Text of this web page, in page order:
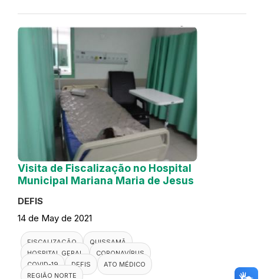
Visita de Fiscalização no Hospital
Municipal Mariana Maria de Jesus
DEFIS
14 de May de 2021
FISCALIZAÇÃO
QUISSAMÃ
HOSPITAL GERAL
CORONAVÍRUS
COVID-19
DEFIS
ATO MÉDICO
REGIÃO NORTE